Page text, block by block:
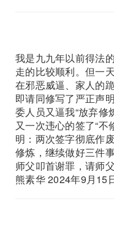
我是九九年以前得法
走的比较顺利。但一
在邪恶威逼、家人的
即请同修写了严正声
委人员又逼我“放弃修
又一次违心的签了“
明：两次签字彻底作
修炼，继续做好三件
师父叩首谢罪，请师
熊素华 2024年9月15